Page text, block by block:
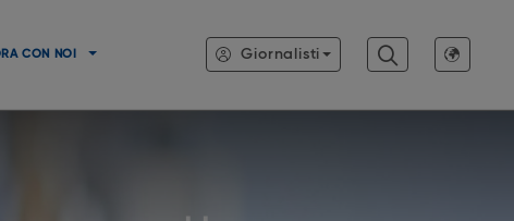
CON NOI Giornalisti